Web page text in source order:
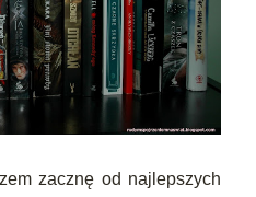
zacznę od najlepszych